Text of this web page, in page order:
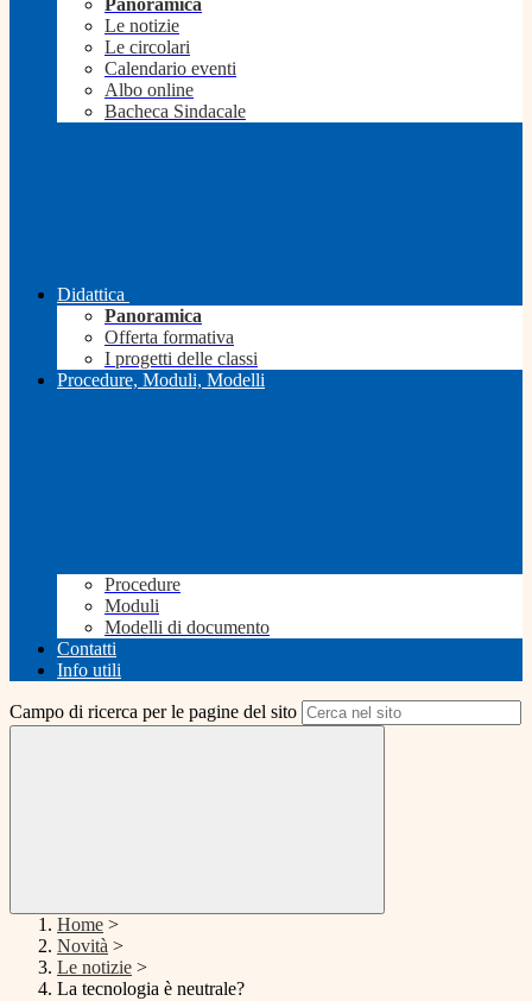
Panoramica
Le notizie
Le circolari
Calendario eventi
Albo online
Bacheca Sindacale
Didattica
Panoramica
Offerta formativa
I progetti delle classi
Procedure, Moduli, Modelli
Procedure
Moduli
Modelli di documento
Contatti
Info utili
Campo di ricerca per le pagine del sito
Home >
Novità >
Le notizie >
La tecnologia è neutrale?